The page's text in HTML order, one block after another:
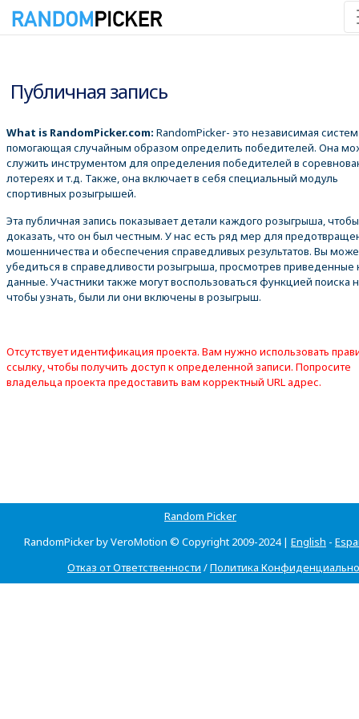
Публичная запись
What is RandomPicker.com: RandomPicker- это независимая
помогающая случайным образом определить победителей. Она
служить инструментом для определения победителей в
лотереях и т.д. Также, она включает в себя специальный модуль
спортивных розыгрышей.
Эта публичная запись показывает детали каждого розыгрыша, чтобы
доказать, что он был честным. У нас есть ряд мер для
мошенничества и обеспечения справедливых результатов. Вы
убедиться в справедливости розыгрыша, просмотрев приведенные
данные. Участники также могут воспользоваться функцией поиска
чтобы узнать, были ли они включены в розыгрыш.
Отсутствует идентификация проекта. Вам нужно использовать
ссылку, чтобы получить доступ к определенной записи. Попросите
владельца проекта предоставить вам корректный URL адрес.
Random Picker
RandomPicker by VeroMotion © Copyright 2009-2024 | English -
Отказ от Ответственности /Политика